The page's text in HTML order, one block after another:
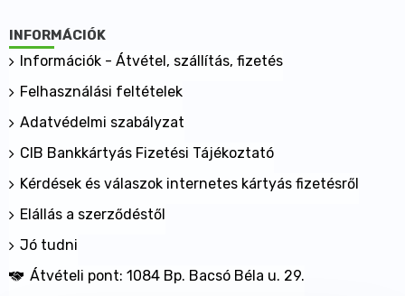
INFORMÁCIÓK
Információk - Átvétel, szállítás, fizetés
Felhasználási feltételek
Adatvédelmi szabályzat
CIB Bankkártyás Fizetési Tájékoztató
Kérdések és válaszok internetes kártyás fizetésről
Elállás a szerződéstől
Jó tudni
Átvételi pont: 1084 Bp. Bacsó Béla u. 29.